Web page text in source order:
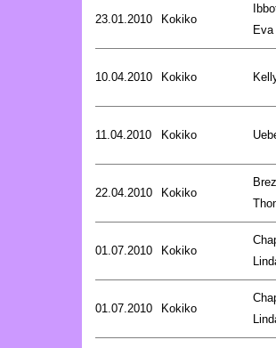
23.01.2010 Kokiko
Eva
10.04.2010 Kokiko
11.04.2010 Kokiko
22.04.2010 Kokiko
01.07.2010 Kokiko
01.07.2010 Kokiko